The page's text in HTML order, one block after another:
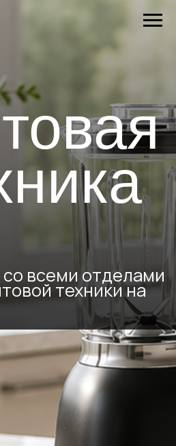
отделами
на
в котором всё
ваш комфорт:
техника для